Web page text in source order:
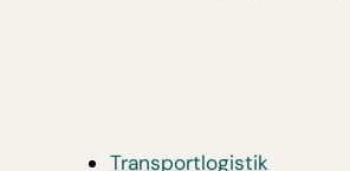
Transportlogistik